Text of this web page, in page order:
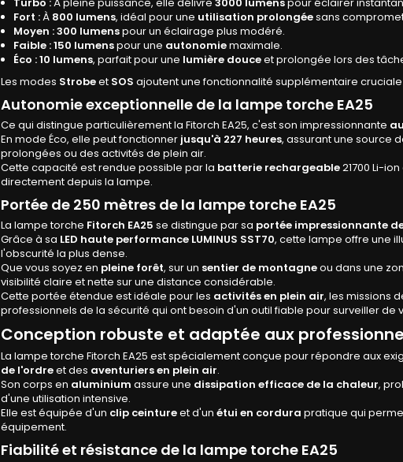
Fort :À 800 lumens, idéal pour une utilisation prolongéesans
Moyen :300 lumenspour un éclairage plus modéré.
Faible :150 lumenspour une autonomiemaximale.
Éco :10 lumens, parfait pour une lumière douceet prolongée lors des
Les modes Strobeet SOS ajoutent une fonctionnalité supplémentaire
Autonomie exceptionnelle de la lampe torche EA25
Ce qui distingue particulièrement la Fitorch EA25, c'est son impressionnante
En mode Éco, elle peut fonctionner jusqu'à 227 heures, assurant une source
prolongées ou des activités de plein air.
Cette capacité est rendue possible par la batterie rechargeable21700 Li-
directement depuis la lampe.
Portée de 250 mètres de la lampe torche EA25
La lampe torche Fitorch EA25 se distingue par sa portée impressionnante
Grâce à sa LED haute performance LUMINUS SST70, cette lampe offre une
l'obscurité la plus dense.
Que vous soyez en pleine forêt, sur un sentier de montagneou dans une
visibilité claire et nette sur une distance considérable.
Cette portée étendue est idéale pour les activités en plein air, les missions
professionnels de la sécurité qui ont besoin d'un outil fiable pour surveiller de
Conception robuste et adaptée aux pr
La lampe torche Fitorch EA25 est spécialement conçue pour répondre aux
de l'ordreet des aventuriers en plein air.
Son corps en aluminium assure une dissipation efficace de la chaleur,
d'une utilisation intensive.
Elle est équipée d'un clip ceintureet d'un étui en cordura pratique qui
équipement.
Fiabilité et résistance de la lampe torche EA25